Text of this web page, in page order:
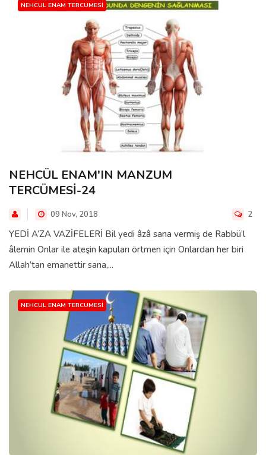
NEHCUL ENAM TERCUMESI
NEHCÜL ENAM'IN MANZUM
TERCÜMESİ-24
09 Nov, 2018 2
YEDİ A’ZA VAZİFELERİ Bil yedi âzâ sana vermiş de Rabbü’l
âlemin Onlar ile ateşin kapuları örtmen için Onlardan her biri
Allah’tan emanettir sana,...
NEHCUL ENAM TERCUMESI